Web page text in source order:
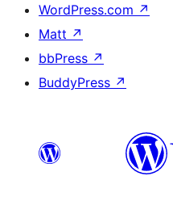
WordPress.com ↗
Matt ↗
bbPress ↗
BuddyPress ↗